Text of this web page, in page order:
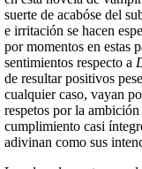
suerte de acabóse del
e irritación se hacen
por momentos en estas
sentimientos respecto a
de resultar positivos
cualquier caso, vayan
respetos por la
cumplimiento casi
adivinan como sus